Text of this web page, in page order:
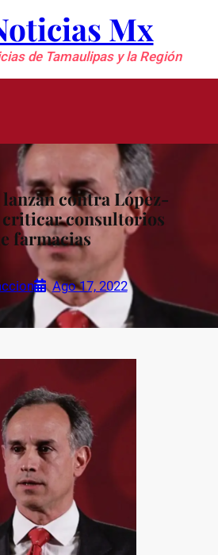
Mx
de Tamaulipas y la Región
contra López-
consultorios
farmacias
Ago 17, 2022